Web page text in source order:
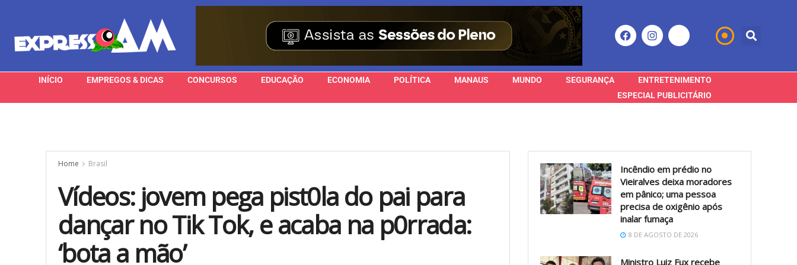
INÍCIO EMPREGOS & DICAS CONCURSOS EDUCAÇÃO ECONOMIA POLÍTICA MANAUS MUNDO SEGURANÇA
ENTRETENIMENTO
ESPECIAL PUBLICITÁRIO
Home Brasil
Vídeos: jovem pega pist0la do pai para
dançar no Tik Tok, e acaba na p0rrada:
‘bota a mão’
Incêndio em prédio no
Vieiralves deixa moradores
em pânico; uma pessoa
precisa de oxigênio após
inalar fumaça
8 DE AGOSTO DE 2026
Ministro Luiz Fux recebe